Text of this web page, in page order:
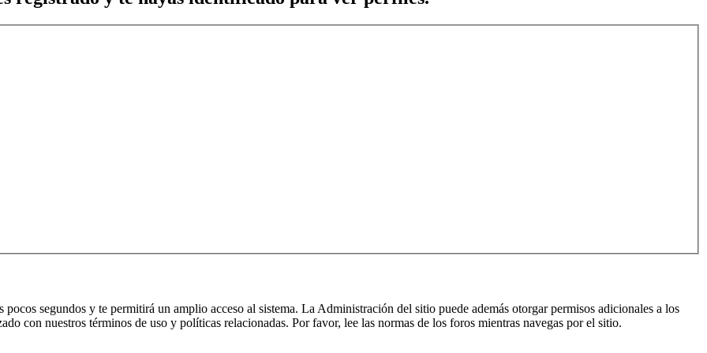
pocos segundos y te permitirá un amplio acceso al sistema. La Administración del sitio puede además otorgar permisos adicionales a los
con nuestros términos de uso y políticas relacionadas. Por favor, lee las normas de los foros mientras navegas por el sitio.